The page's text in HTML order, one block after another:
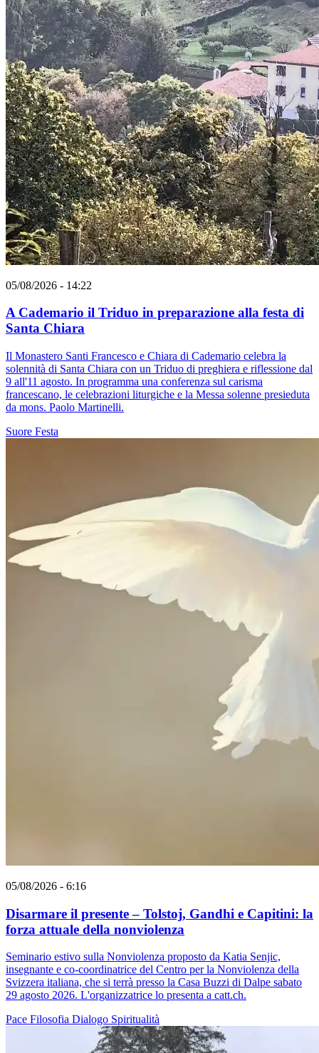
05/08/2026 - 14:22
A Cademario il Triduo in preparazione alla festa di
Santa Chiara
Il Monastero Santi Francesco e Chiara di Cademario celebra la
solennità di Santa Chiara con un Triduo di preghiera e riflessione dal
9 all'11 agosto. In programma una conferenza sul carisma
francescano, le celebrazioni liturgiche e la Messa solenne presieduta
da mons. Paolo Martinelli.
Suore Festa
05/08/2026 - 6:16
Disarmare il presente – Tolstoj, Gandhi e Capitini: la
forza attuale della nonviolenza
Seminario estivo sulla Nonviolenza proposto da Katia Senjic,
insegnante e co-coordinatrice del Centro per la Nonviolenza della
Svizzera italiana, che si terrà presso la Casa Buzzi di Dalpe sabato
29 agosto 2026. L'organizzatrice lo presenta a catt.ch.
Pace Filosofia Dialogo Spiritualità